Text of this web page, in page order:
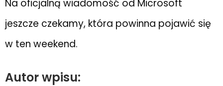
Na oficjalną wiadomość od Microsoft
jeszcze czekamy, która powinna pojawić się
w ten weekend.
Autor wpisu: